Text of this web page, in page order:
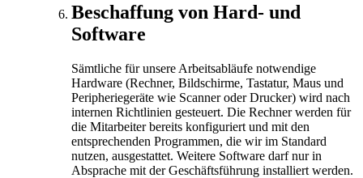
Beschaffung von Hard- und
Software
Sämtliche für unsere Arbeitsabläufe notwendige
Hardware (Rechner, Bildschirme, Tastatur, Maus und
Peripheriegeräte wie Scanner oder Drucker) wird nach
internen Richtlinien gesteuert. Die Rechner werden für
die Mitarbeiter bereits konfiguriert und mit den
entsprechenden Programmen, die wir im Standard
nutzen, ausgestattet. Weitere Software darf nur in
Absprache mit der Geschäftsführung installiert werden.